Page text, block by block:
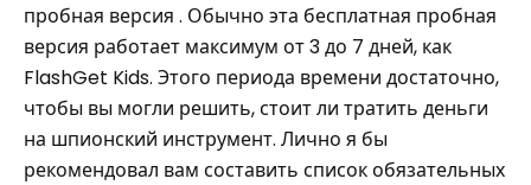
пробная версия . Обычно эта бесплатная пробная
версия работает максимум от 3 до 7 дней, как
FlashGet Kids. Этого периода времени достаточно,
чтобы вы могли решить, стоит ли тратить деньги
на шпионский инструмент. Лично я бы
рекомендовал вам составить список обязательных